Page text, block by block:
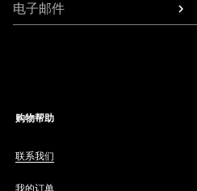
电子邮件
购物帮助
联系我们
我的订单